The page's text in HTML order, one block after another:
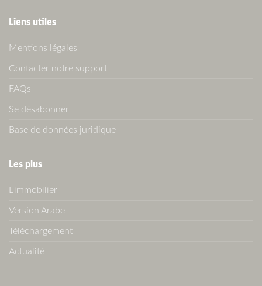
Liens utiles
Mentions légales
Contacter notre support
FAQs
Se désabonner
Base de données juridique
Les plus
L'immobilier
Version Arabe
Téléchargement
Actualité